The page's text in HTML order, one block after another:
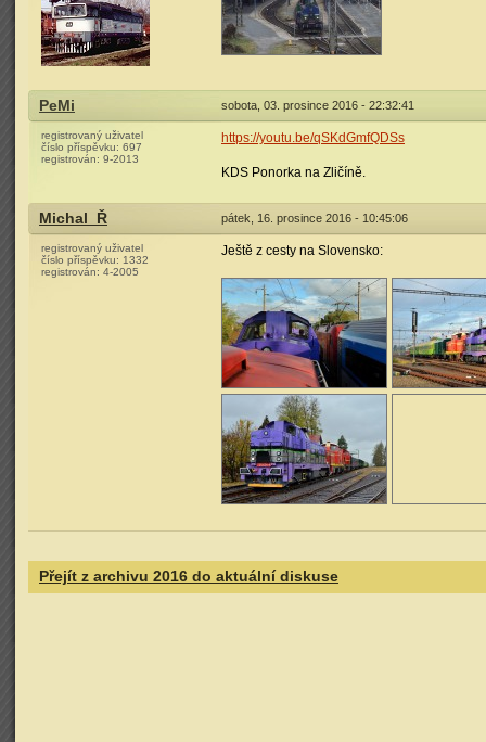
PeMi sobota, 03. prosince 2016 - 22:32:41
registrovaný uživatel
číslo příspěvku: 697
registrován: 9-2013
https://youtu.be/qSKdGmfQDSs
KDS Ponorka na Zličíně.
Michal_Ř pátek, 16. prosince 2016 - 10:45:06
registrovaný uživatel
číslo příspěvku: 1332
registrován: 4-2005
Ještě z cesty na Slovensko:
Přejít z archivu 2016 do aktuální diskuse